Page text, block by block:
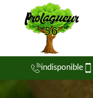
indisponible